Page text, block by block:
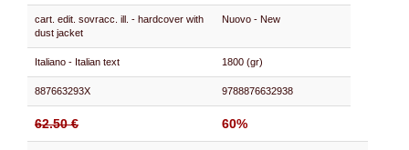
cart. edit. sovracc. ill. - hardcover with
dust jacket
Nuovo - New
Italiano - Italian text 1800 (gr)
887663293X 9788876632938
62.50 € 60%